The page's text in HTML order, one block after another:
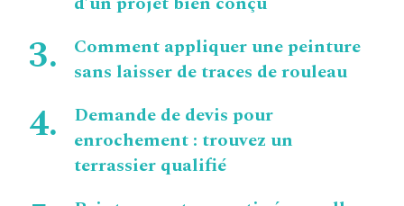
Comment appliquer une peinture
sans laisser de traces de rouleau
Demande de devis pour
enrochement : trouvez un
terrassier qualifié